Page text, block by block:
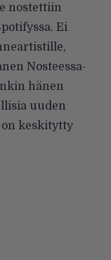
nostettiin
Ei
Nosteessa-
hänen
uuden
on keskitytty